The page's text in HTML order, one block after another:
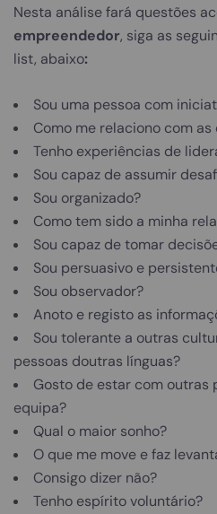
Nesta análise fará questões
empreendedor, siga as
list, abaixo:
Sou uma pessoa com
Como me relaciono com
Tenho experiências de
Sou capaz de assumir
Sou organizado?
Como tem sido a minha
Sou capaz de tomar
Sou persuasivo e
Sou observador?
Anoto e registo as
Sou tolerante a outras
pessoas doutras línguas?
Gosto de estar com outras
equipa?
Qual o maior sonho?
O que me move e faz
Consigo dizer não?
Tenho espírito voluntário?